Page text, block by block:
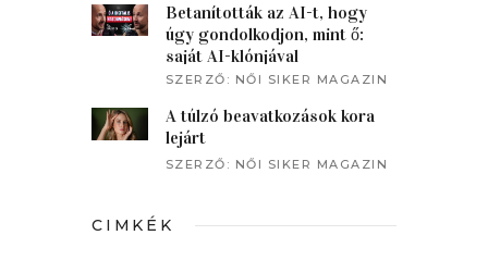
Betanították az AI-t, hogy
úgy gondolkodjon, mint ő:
saját AI-klónjával
beszélgetett a műsorvezető
SZERZŐ: NŐI SIKER MAGAZIN
A túlzó beavatkozások kora
lejárt
SZERZŐ: NŐI SIKER MAGAZIN
CIMKÉK